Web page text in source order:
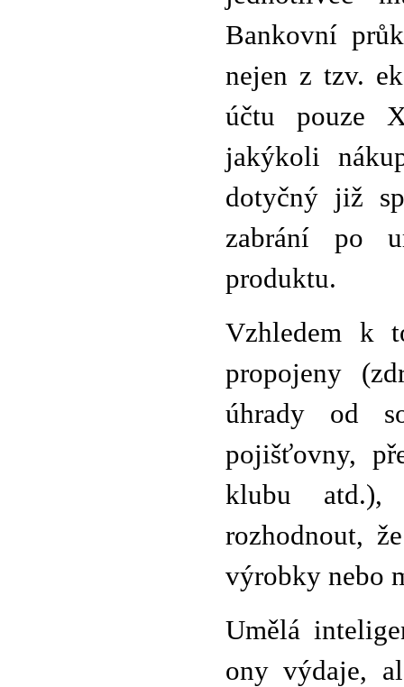
Bankovní
nejen z tzv.
účtu pouze
jakýkoli
dotyčný již
zabrání po
produktu.
Vzhledem k
propojeny
úhrady od
pojišťovny,
klubu atd.),
rozhodnout,
výrobky nebo
Umělá
ony výdaje,